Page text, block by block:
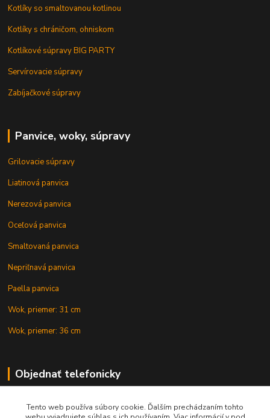
Kotlíky so smaltovanou kotlinou
Kotlíky s chráničom, ohniskom
Kotlíkové súpravy BIG PARTY
Servírovacie súpravy
Zabíjačkové súpravy
Panvice, woky, súpravy
Grilovacie súpravy
Liatinová panvica
Nerezová panvica
Oceľová panvica
Smaltovaná panvica
Nepriľnavá panvica
Paella panvica
Wok, priemer: 31 cm
Wok, priemer: 36 cm
Objednať telefonicky
+421 902 212 007
Tento web používa súbory cookie. Ďalším prechádzaním tohto